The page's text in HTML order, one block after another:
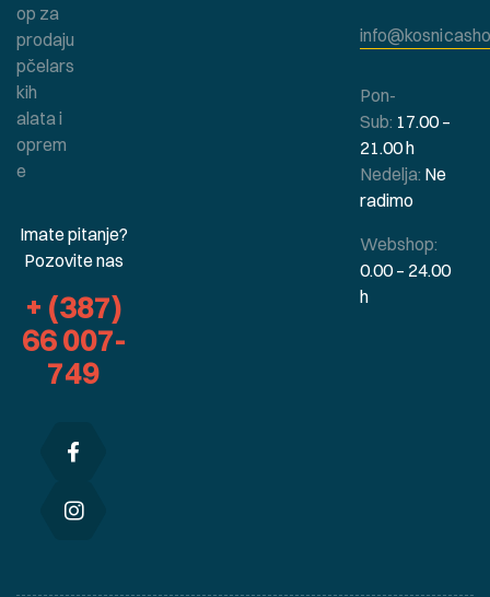
op za
prodaju
pčelars
kih
alata i
oprem
e
Imate pitanje?
Pozovite nas
+ (387)
66 007-
749
Pon-
Sub: 17.00 –
21.00 h
Nedelja: Ne
radimo
Webshop:
0.00 – 24.00
h